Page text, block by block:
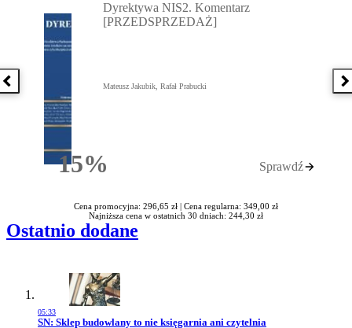
Poprzednia książka
15%Rabatu
Dyrektywa NIS2. Komentarz
[PRZEDSPRZEDAŻ]
Mateusz Jakubik, Rafał Prabucki
Sprawdź
Cena promocyjna: 296,65 zł | Cena regularna: 349,00 zł
Najniższa cena w ostatnich 30 dniach: 244,30 zł
Ostatnio dodane
05:33
Przejdź do artykułu:
SN: Sklep budowlany to nie księgarnia ani czytelnia